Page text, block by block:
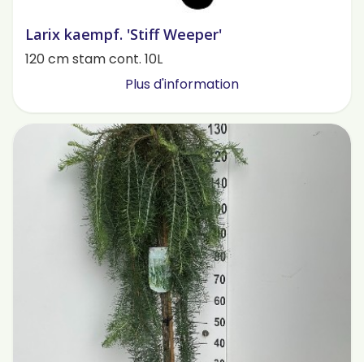
Larix kaempf. 'Stiff Weeper'
120 cm stam cont. 10L
Plus d'information